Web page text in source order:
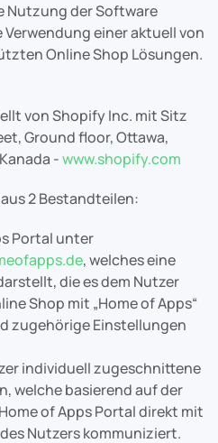
Nutzung der Software
Verwendung einer aktuell von
Online Shop Lösungen.
von Shopify Inc. mit Sitz
Ground floor, Ottawa,
-www.shopify.com
2 Bestandteilen:
Portal unter
, welches eine
die es dem Nutzer
Shop mit „Home of Apps“
zugehörige Einstellungen
individuell zugeschnittene
welche basierend auf der
of Apps Portal direkt mit
Nutzers kommuniziert.